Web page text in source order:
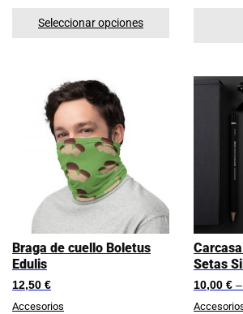
Seleccionar opciones
Braga de cuello Boletus
Edulis
12,50 €
Accesorios
Setas
10,00 € –